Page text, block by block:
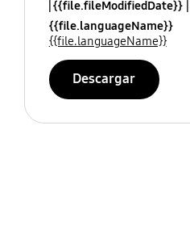
{{file.fileModifiedDate}}
{{file.languageName}}
{{file.languageName}}
Descargar